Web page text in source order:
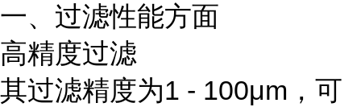
一、过滤性能方面
高精度过滤
其过滤精度为1 - 100μm，可